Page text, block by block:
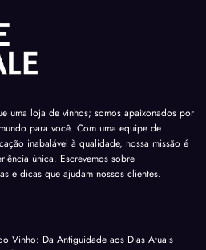
uma loja de vinhos; somos apaixonados por
para você. Com uma equipe de
inabalável à qualidade, nossa missão é
única. Escrevemos sobre
e dicas que ajudam nossos clientes.
Vinho: Da Antiguidade aos Dias Atuais